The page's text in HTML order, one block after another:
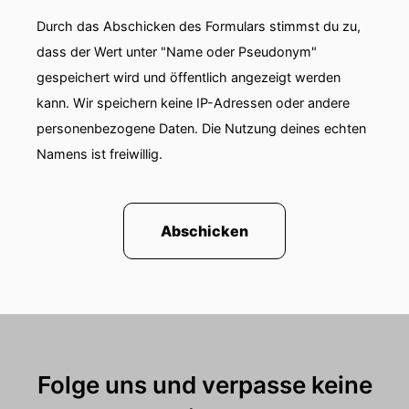
00:01:15: Und wie es entstanden ist überhaupt?
00:01:17: Welche Ziele verfolgt ihr damit und
warum Abriss in Europa ein zentrales politisches
Thema werden soll?
00:01:24: Und auch warum das immer noch
00:01:29: weitergehen
00:01:31: Ja du beschreibst in deinem TEDxTalk
Europa einen Haus abgerissen wird und zwar
nicht durch Naturkatastrophen, sondern durch
Durch das Abschicken des Formulars stimmst du zu,
dass der Wert unter "Name oder Pseudonym"
gespeichert wird und öffentlich angezeigt werden
kann. Wir speichern keine IP-Adressen oder andere
personenbezogene Daten. Die Nutzung deines echten
Namens ist freiwillig.
Abschicken
Folge uns und verpasse keine